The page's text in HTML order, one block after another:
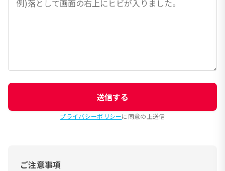
送信する
プライバシーポリシーに同意の上送信
ご注意事項